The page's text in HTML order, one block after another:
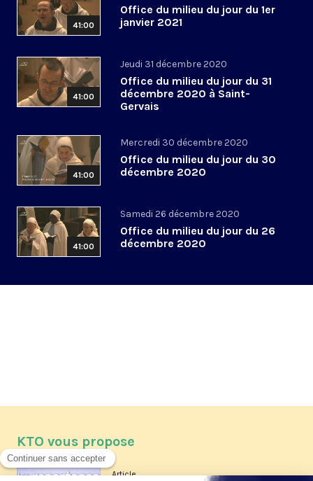
41:00
Office du milieu du jour du 1er
janvier 2021
41:00
Jeudi 31 décembre 2020
Office du milieu du jour du 31
décembre 2020 à Saint-
Gervais
41:00
Mercredi 30 décembre 2020
Office du milieu du jour du 30
décembre 2020
41:00
Samedi 26 décembre 2020
Office du milieu du jour du 26
décembre 2020
KTO vous propose
Article